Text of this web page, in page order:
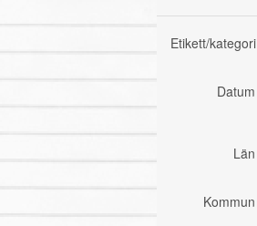
Etikett/kategori
Datum
Län
Kommun